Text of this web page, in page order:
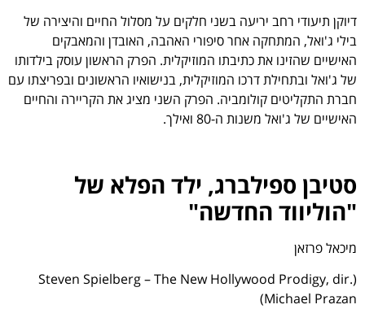
דיוקן תיעודי רחב יריעה בשני חלקים על מסלול החיים והיצירה של
בילי ג'ואל, המתחקה אחר סיפורי האהבה, האובדן והמאבקים
האישיים שהזינו את כתיבתו המוזיקלית. הפרק הראשון עוסק בילדותו
של ג'ואל ובתחילת דרכו המוזיקלית, בנישואיו הראשונים ובפריצתו עם
חברת התקליטים קולומביה. הפרק השני מציג את הקריירה והחיים
האישיים של ג'ואל משנות ה-80 ואילך.
סטיבן ספילברג, ילד הפלא של
"הוליווד החדשה"
מיכאל פרזאן
(Steven Spielberg – The New Hollywood Prodigy, dir.
Michael Prazan)